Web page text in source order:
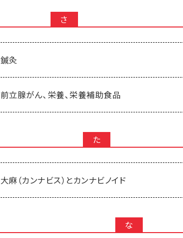
さ
鍼灸
前立腺がん、栄養、栄養補助食品
た
大麻（カンナビス）とカンナビノイド
な